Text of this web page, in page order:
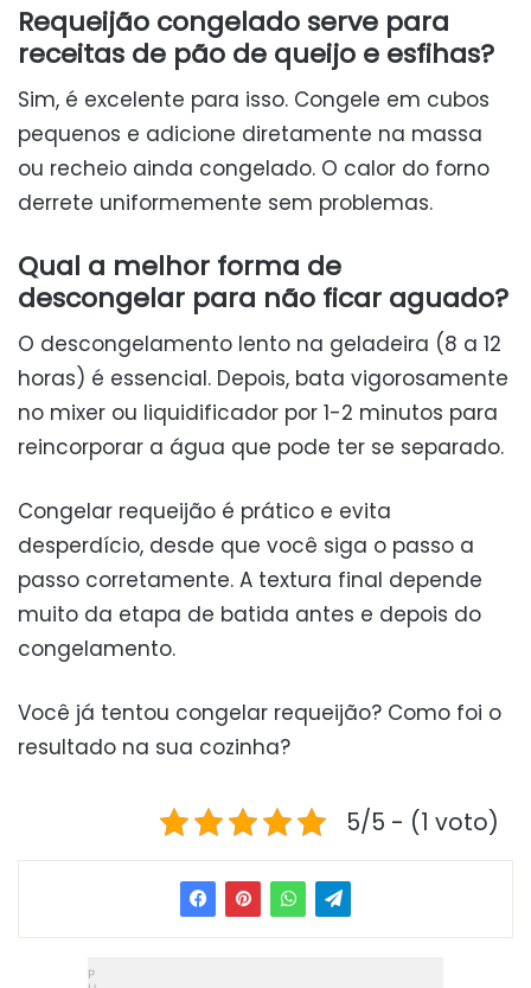
Requeijão congelado serve para
receitas de pão de queijo e esfihas?
Sim, é excelente para isso. Congele em cubos
pequenos e adicione diretamente na massa
ou recheio ainda congelado. O calor do forno
derrete uniformemente sem problemas.
Qual a melhor forma de
descongelar para não ficar aguado?
O descongelamento lento na geladeira (8 a 12
horas) é essencial. Depois, bata vigorosamente
no mixer ou liquidificador por 1-2 minutos para
reincorporar a água que pode ter se separado.
Congelar requeijão é prático e evita
desperdício, desde que você siga o passo a
passo corretamente. A textura final depende
muito da etapa de batida antes e depois do
congelamento.
Você já tentou congelar requeijão? Como foi o
resultado na sua cozinha?
5/5 - (1 voto)